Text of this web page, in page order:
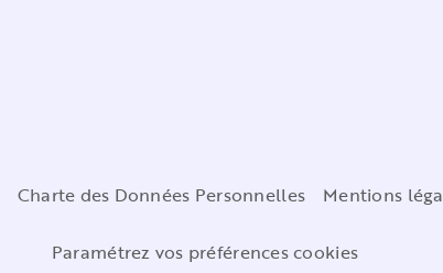
Charte des Données Personnelles Mentions
Paramétrez vos préférences cookies